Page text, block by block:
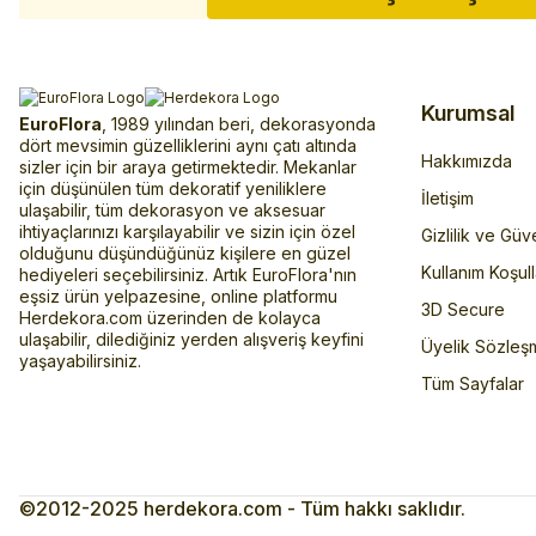
EuroFlora , 1989 yılından beri, dekorasyonda
dört mevsimin güzelliklerini aynı çatı altında
sizler için bir araya getirmektedir. Mekanlar
için düşünülen tüm dekoratif yeniliklere
ulaşabilir, tüm dekorasyon ve aksesuar
ihtiyaçlarınızı karşılayabilir ve sizin için özel
olduğunu düşündüğünüz kişilere en güzel
hediyeleri seçebilirsiniz. Artık EuroFlora'nın
eşsiz ürün yelpazesine, online platformu
Herdekora.com üzerinden de kolayca
ulaşabilir, dilediğiniz yerden alışveriş keyfini
yaşayabilirsiniz.
Kurumsal
Hakkımızda
İletişim
Gizlilik ve
Kullanım
3D Secure
Üyelik
Tüm Sayfalar
©2012-2025 herdekora.com - Tüm hakkı saklıdır.